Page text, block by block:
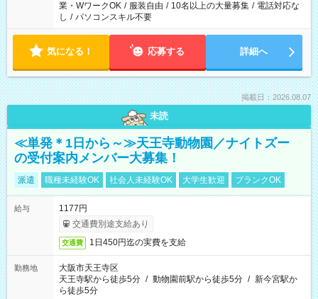
業・WワークOK / 服装自由 / 10名以上の大量募集 / 電話対応な
し / パソコンスキル不要
気になる！ 応募する 詳細へ
掲載日：2026.08.07
未読
≪単発＊1日から～≫天王寺動物園／ナイトズー
の受付案内メンバー大募集！
派遣 職種未経験OK 社会人未経験OK 大学生歓迎 ブランクOK
給与
1177円
交通費別途支給あり
交通費 1日450円迄の実費を支給
勤務地
大阪市天王寺区
天王寺駅から徒歩5分 / 動物園前駅から徒歩5分 / 新今宮駅か
ら徒歩5分